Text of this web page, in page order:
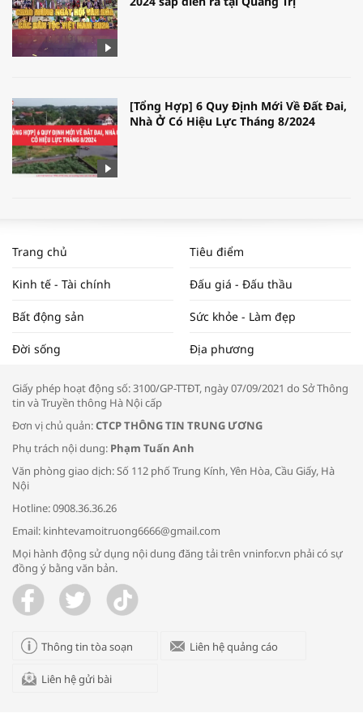
[Tổng Hợp] 6 Quy Định Mới Về Đất Đai,
Nhà Ở Có Hiệu Lực Tháng 8/2024
NAM NĂM 2024 VÀ NĂM 2025 | NHỊP
ĐẬP THỊ TRƯỜNG #62
Tọa đàm “Xúc tiến thương mại: Khơi
Bác sĩ tư vấn cách phòng tránh bệnh
đường hô hấp trong thời tiết giao mùa
Trao yêu thương cho em
Trang chủ Tiêu điểm
Kinh tế - Tài chính Đấu giá - Đấu thầu
Bất động sản Sức khỏe - Làm đẹp
Đời sống Địa phương
Giấy phép hoạt động số: 3100/GP-TTĐT, ngày 07/09/2021 do Sở Thông
tin và Truyền thông Hà Nội cấp
Đơn vị chủ quản:CTCP THÔNG TIN TRUNG ƯƠNG
Phụ trách nội dung: Phạm Tuấn Anh
Văn phòng giao dịch: Số 112 phố Trung Kính, Yên Hòa, Cầu Giấy, Hà
Nội
Hotline: 0908.36.36.26
Email: kinhtevamoitruong6666@gmail.com
Mọi hành động sử dụng nội dung đăng tải trên vninfor.vn phải có sự
đồng ý bằng văn bản.
Thông tin tòa soạn Liên hệ quảng cáo
Liên hệ gửi bài